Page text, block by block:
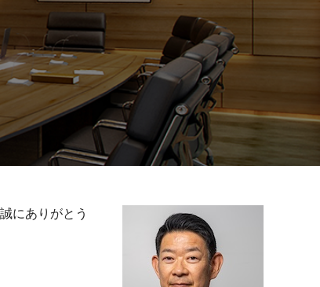
にありがとう